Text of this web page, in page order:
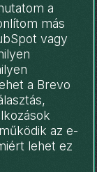
a
más
vagy
a Brevo
az e-
lehet ez